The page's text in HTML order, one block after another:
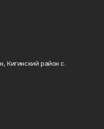
Кигинский район с.